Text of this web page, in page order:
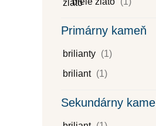
Primárny kameň
brilianty (1)
briliant (1)
Sekundárny